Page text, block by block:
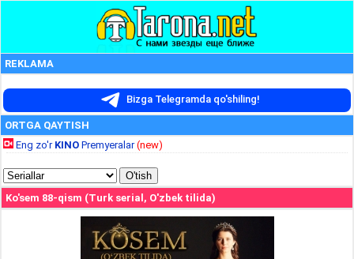
REKLAMA
Bizga Telegramda qo'shiling!
ORTGA QAYTISH
Eng zo'r KINO Premyeralar(new)
Ko'sem 88-qism (Turk serial, O'zbek tilida)